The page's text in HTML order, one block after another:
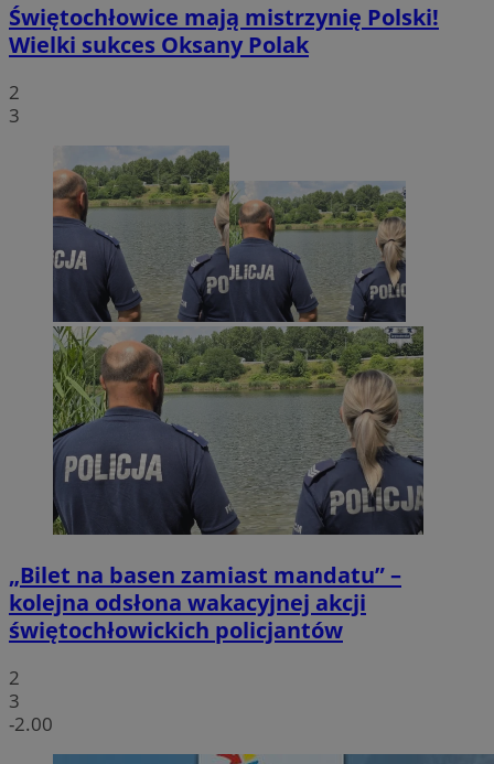
Świętochłowice mają mistrzynię Polski!
Wielki sukces Oksany Polak
2
3
„Bilet na basen zamiast mandatu” –
kolejna odsłona wakacyjnej akcji
świętochłowickich policjantów
2
3
-2.00